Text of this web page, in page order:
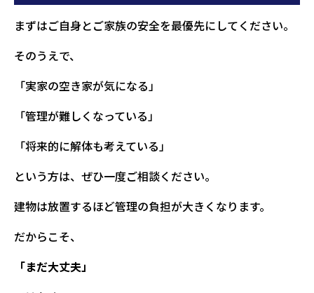
まずはご自身とご家族の安全を最優先にしてください。
そのうえで、
「実家の空き家が気になる」
「管理が難しくなっている」
「将来的に解体も考えている」
という方は、ぜひ一度ご相談ください。
建物は放置するほど管理の負担が大きくなります。
だからこそ、
「まだ大丈夫」